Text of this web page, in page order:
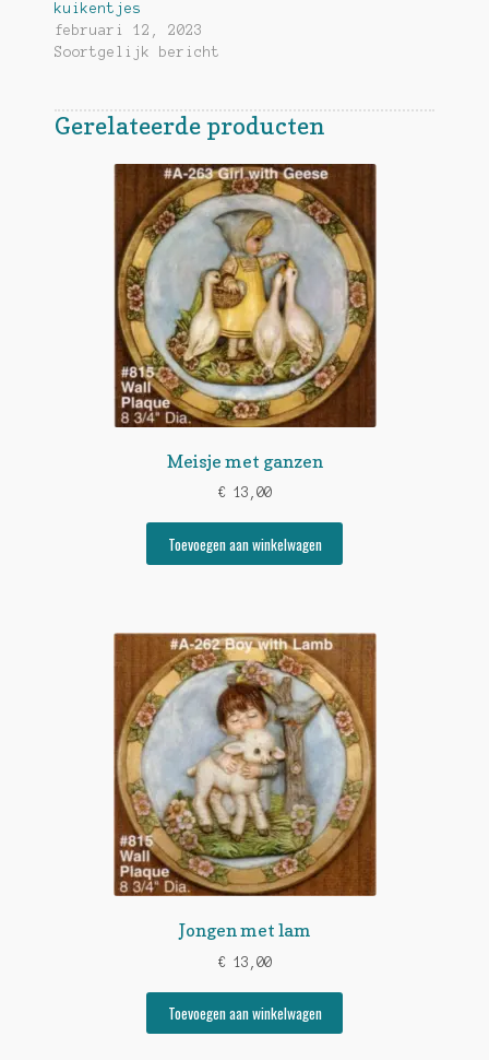
kuikentjes
februari 12, 2023
Soortgelijk bericht
Gerelateerde producten
Meisje met ganzen
€ 13,00
Toevoegen aan winkelwagen
Jongen met lam
€ 13,00
Toevoegen aan winkelwagen